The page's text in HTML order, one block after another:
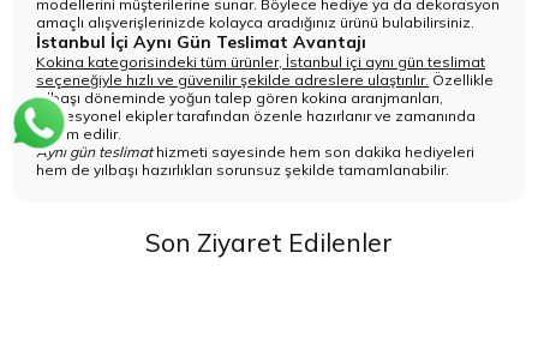
modellerini müşterilerine sunar. Böylece hediye ya da dekorasyon
amaçlı alışverişlerinizde kolayca aradığınız ürünü bulabilirsiniz.
İstanbul İçi Aynı Gün Teslimat Avantajı
Kokina kategorisindeki tüm ürünler, İstanbul içi aynı gün teslimat
seçeneğiyle hızlı ve güvenilir şekilde adreslere ulaştırılır. Özellikle
yılbaşı döneminde yoğun talep gören kokina aranjmanları,
profesyonel ekipler tarafından özenle hazırlanır ve zamanında
teslim edilir.
Aynı gün teslimathizmeti sayesinde hem son dakika hediyeleri
hem de yılbaşı hazırlıkları sorunsuz şekilde tamamlanabilir.
Son Ziyaret Edilenler